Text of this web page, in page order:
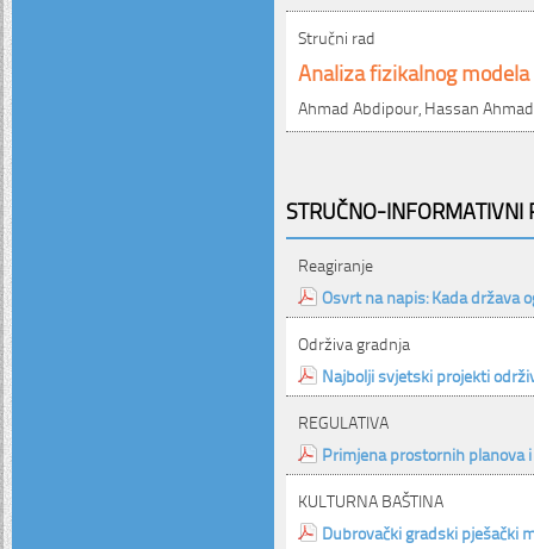
Stručni rad
Analiza fizikalnog
Ahmad Abdipour, Hassan
STRUČNO-INFORMATIVNI
Reagiranje
Osvrt na napis: Kada država
Održiva gradnja
Najbolji svjetski projekti
REGULATIVA
Primjena prostornih planova
KULTURNA BAŠTINA
Dubrovački gradski pješački